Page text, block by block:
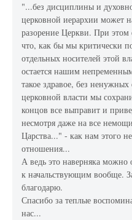
"...без дисциплины и
церковной иерархии может
разорение Церкви. При этом
что, как бы мы критически
отдельных носителей этой
остается нашим
такое здравое, без
церковной власти мы
концов все выправит и
несмотря даже на все
Царства..." - как нам этого
отношения...
А ведь это наверняка
к начальствующим вообще.
благодарю.
Спасибо за теплые
нас...